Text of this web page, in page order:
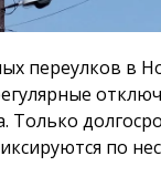
переулков в
Только
по